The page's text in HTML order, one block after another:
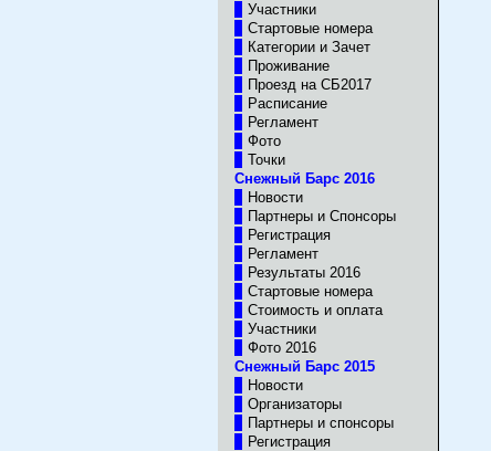
Участники
Стартовые номера
Категории и Зачет
Проживание
Проезд на СБ2017
Расписание
Регламент
Фото
Точки
Снежный Барс 2016
Новости
Партнеры и Спонсоры
Регистрация
Регламент
Результаты 2016
Стартовые номера
Стоимость и оплата
Участники
Фото 2016
Снежный Барс 2015
Новости
Организаторы
Партнеры и спонсоры
Регистрация